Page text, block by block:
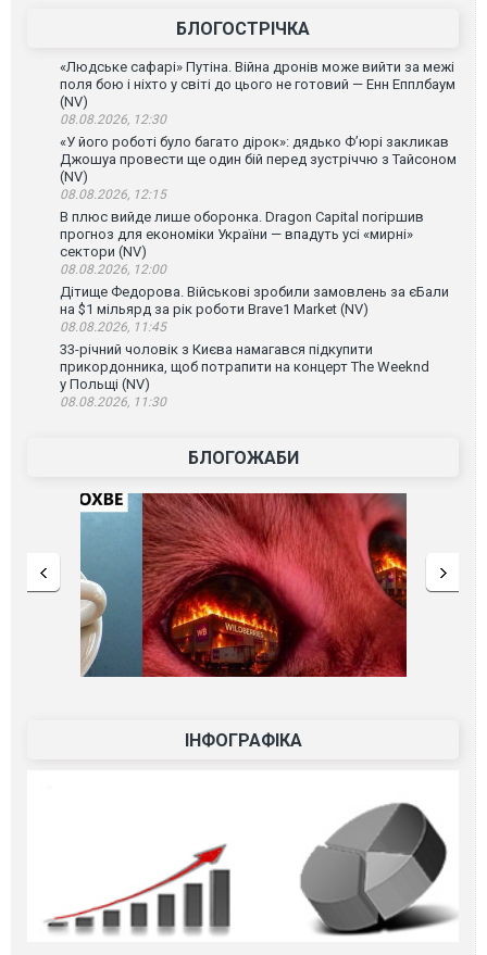
БЛОГОСТРІЧКА
«Людське сафарі» Путіна. Війна дронів може вийти за межі
поля бою і ніхто у світі до цього не готовий — Енн Епплбаум
(NV)
08.08.2026, 12:30
«У його роботі було багато дірок»: дядько Ф’юрі закликав
Джошуа провести ще один бій перед зустріччю з Тайсоном
(NV)
08.08.2026, 12:15
В плюс вийде лише оборонка. Dragon Capital погіршив
прогноз для економіки України — впадуть усі «мирні»
сектори (NV)
08.08.2026, 12:00
Дітище Федорова. Військові зробили замовлень за єБали
на $1 мільярд за рік роботи Brave1 Market (NV)
08.08.2026, 11:45
33-річний чоловік з Києва намагався підкупити
прикордонника, щоб потрапити на концерт The Weeknd
у Польщі (NV)
08.08.2026, 11:30
БЛОГОЖАБИ
ІНФОГРАФІКА